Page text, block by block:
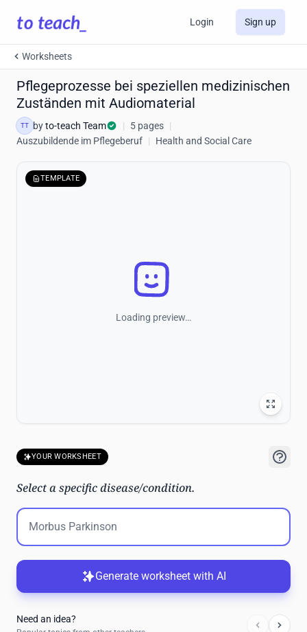
Login Sign up
Worksheets
Pflegeprozesse bei speziellen medizinischen
Zuständen mit Audiomaterial
TT byto-teach Team | 5 pages |
Auszubildende im Pflegeberuf | Health and Social Care
TEMPLATE
Loading preview…
YOUR WORKSHEET
Select a specific disease/condition.
Generate worksheet with AI
Need an idea?